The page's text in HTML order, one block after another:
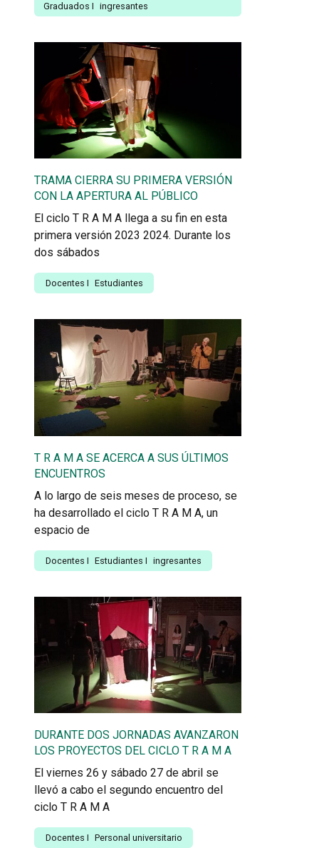
Graduados I ingresantes
TRAMA CIERRA SU PRIMERA VERSIÓN
CON LA APERTURA AL PÚBLICO
El ciclo T R A M A llega a su fin en esta
primera versión 2023 2024. Durante los
dos sábados
Docentes I Estudiantes
T R A M A SE ACERCA A SUS ÚLTIMOS
ENCUENTROS
A lo largo de seis meses de proceso, se
ha desarrollado el ciclo T R A M A, un
espacio de
Docentes I Estudiantes I ingresantes
DURANTE DOS JORNADAS AVANZARON
LOS PROYECTOS DEL CICLO T R A M A
El viernes 26 y sábado 27 de abril se
llevó a cabo el segundo encuentro del
ciclo T R A M A
Docentes I Personal universitario